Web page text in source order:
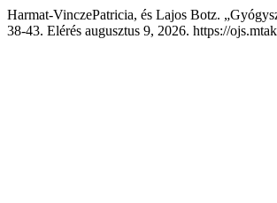
Harmat-VinczePatricia, és Lajos Botz.
38-43. Elérés augusztus 9, 2026. https://